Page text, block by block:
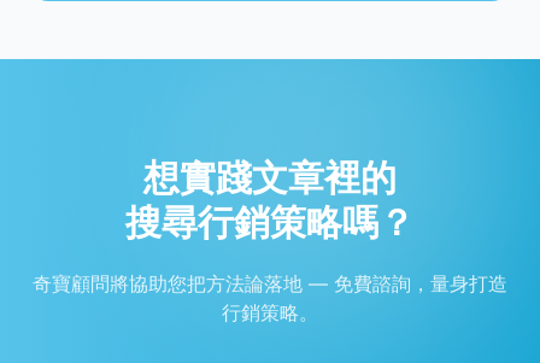
想實踐文章裡的
搜尋行銷策略嗎？
奇寶顧問將協助您把方法論落地 — 免費諮詢，量身打造
行銷策略。